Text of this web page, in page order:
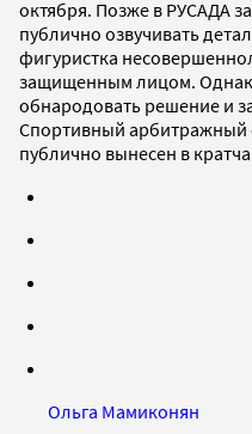
октября. Позже в РУСАДА
публично озвучивать
фигуристка
защищенным лицом.
обнародовать решение и
Спортивный арбитражный
публично вынесен в
Ольга Мамиконян